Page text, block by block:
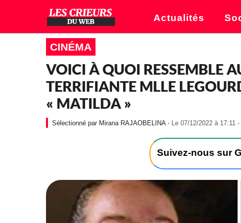
Actualités
CINÉMA
VOICI À QUOI RESSEMBLE
TERRIFIANTE MLLE
« MATILDA »
Mirana RAJAOBELINA - Le 07/12/2022 à 17:11
Suivez-nous sur